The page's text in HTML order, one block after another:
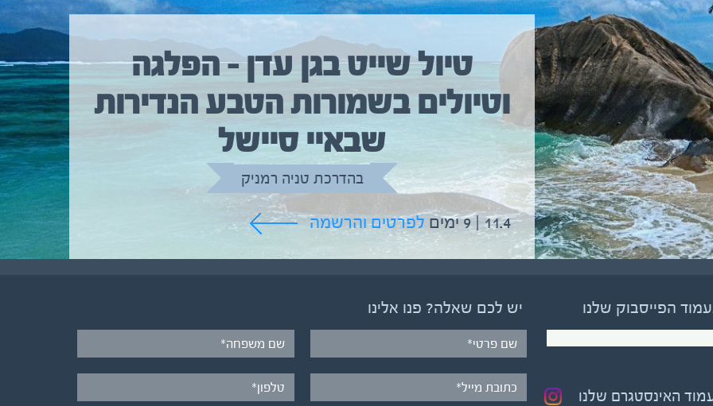
טיול שייט בגן עדן – הפלגה
וטיולים בשמורות הטבע הנדירות
שבאיי סיישל
בהדרכת טניה רמניק
11.4 | 9 ימים לפרטים והרשמה
טיול שייט מקיף איסלנד
בהדרכת גיל יניב
5.6 | 12 ימים לפרטים והרשמה
הפייסבוק שלנו
האינסטגרם שלנו
יש לכם שאלה? פנו אלינו